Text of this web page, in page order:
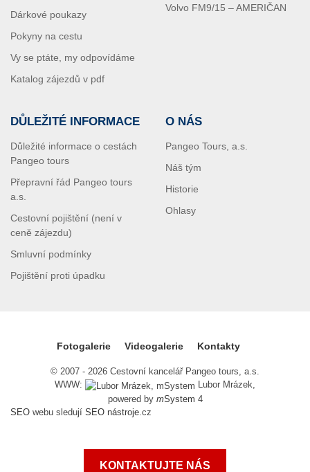
Dárkové poukazy
Pokyny na cestu
Vy se ptáte, my odpovídáme
Katalog zájezdů v pdf
Volvo FM9/15 – AMERIČAN
DŮLEŽITÉ INFORMACE
Důležité informace o cestách
Pangeo tours
Přepravní řád Pangeo tours
a.s.
Cestovní pojištění (není v
ceně zájezdu)
Smluvní podmínky
Pojištění proti úpadku
O NÁS
Pangeo Tours, a.s.
Náš tým
Historie
Ohlasy
Fotogalerie Videogalerie Kontakty
© 2007 - 2026 Cestovní kancelář Pangeo tours, a.s.
WWW:
Lubor Mrázek,
powered by mSystem 4
SEO webu sledují SEO nástroje .cz
KONTAKTUJTE NÁS